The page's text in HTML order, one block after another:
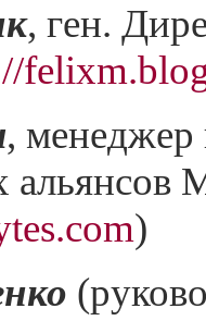
, ген.
, менеджер
альянсов
)